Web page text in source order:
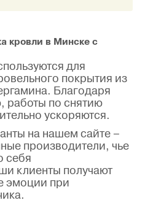
кровли в Минске с
для
покрытия из
Благодаря
работы по снятию
ускоряются.
на нашем сайте –
производители, чье
себя
клиенты получают
эмоции при